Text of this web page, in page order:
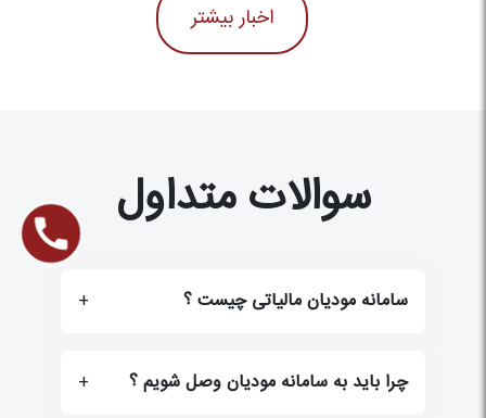
اخبار بیشتر
سوالات متداول
سامانه مودیان مالیاتی چیست ؟ +
چرا باید به سامانه مودیان وصل شویم ؟ +